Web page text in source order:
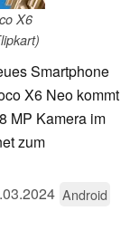
X6
Smartphone
X6 Neo kommt
MP Kamera im
zum
Android